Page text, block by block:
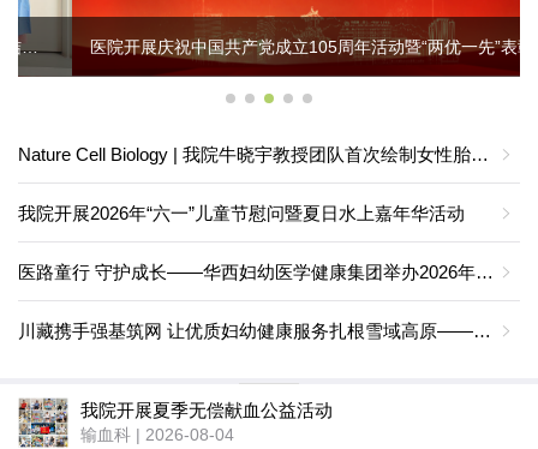
医院开展庆祝中国共产党成立105周年活动暨“两优一先”表彰大会
Nature Cell Biology | 我院牛晓宇教授团队首次绘制女性胎儿生殖道的时空发育图谱
我院开展2026年“六一”儿童节慰问暨夏日水上嘉年华活动
医路童行 守护成长——华西妇幼医学健康集团举办2026年“六一”儿童节主题系列活动
川藏携手强基筑网 让优质妇幼健康服务扎根雪域高原————四川大学华西第二医院赴藏开展“六一”国际儿童节系列活动纪实
我院开展夏季无偿献血公益活动
输血科 | 2026-08-04